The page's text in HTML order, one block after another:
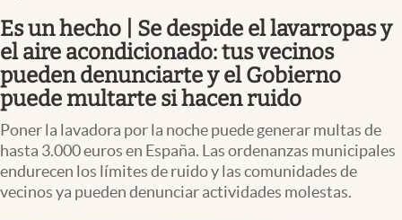
Es un hecho | Se despide el lavarropas y
el aire acondicionado: tus vecinos
pueden denunciarte y el Gobierno
puede multarte si hacen ruido
Poner la lavadora por la noche puede generar multas de
hasta 3.000 euros en España. Las ordenanzas municipales
endurecen los límites de ruido y las comunidades de
vecinos ya pueden denunciar actividades molestas.